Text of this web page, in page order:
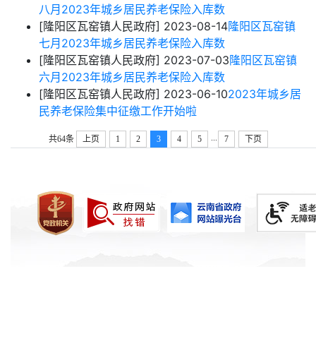
八月2023年城乡居民养老保险入库数
[隆阳区瓦窑镇人民政府] 2023-08-14隆阳区瓦窑镇
七月2023年城乡居民养老保险入库数
[隆阳区瓦窑镇人民政府] 2023-07-03隆阳区瓦窑镇
六月2023年城乡居民养老保险入库数
[隆阳区瓦窑镇人民政府] 2023-06-102023年城乡居
民养老保险集中征缴工作开始啦
共64条 上页 1 2 3 4 5 ... 7 下页